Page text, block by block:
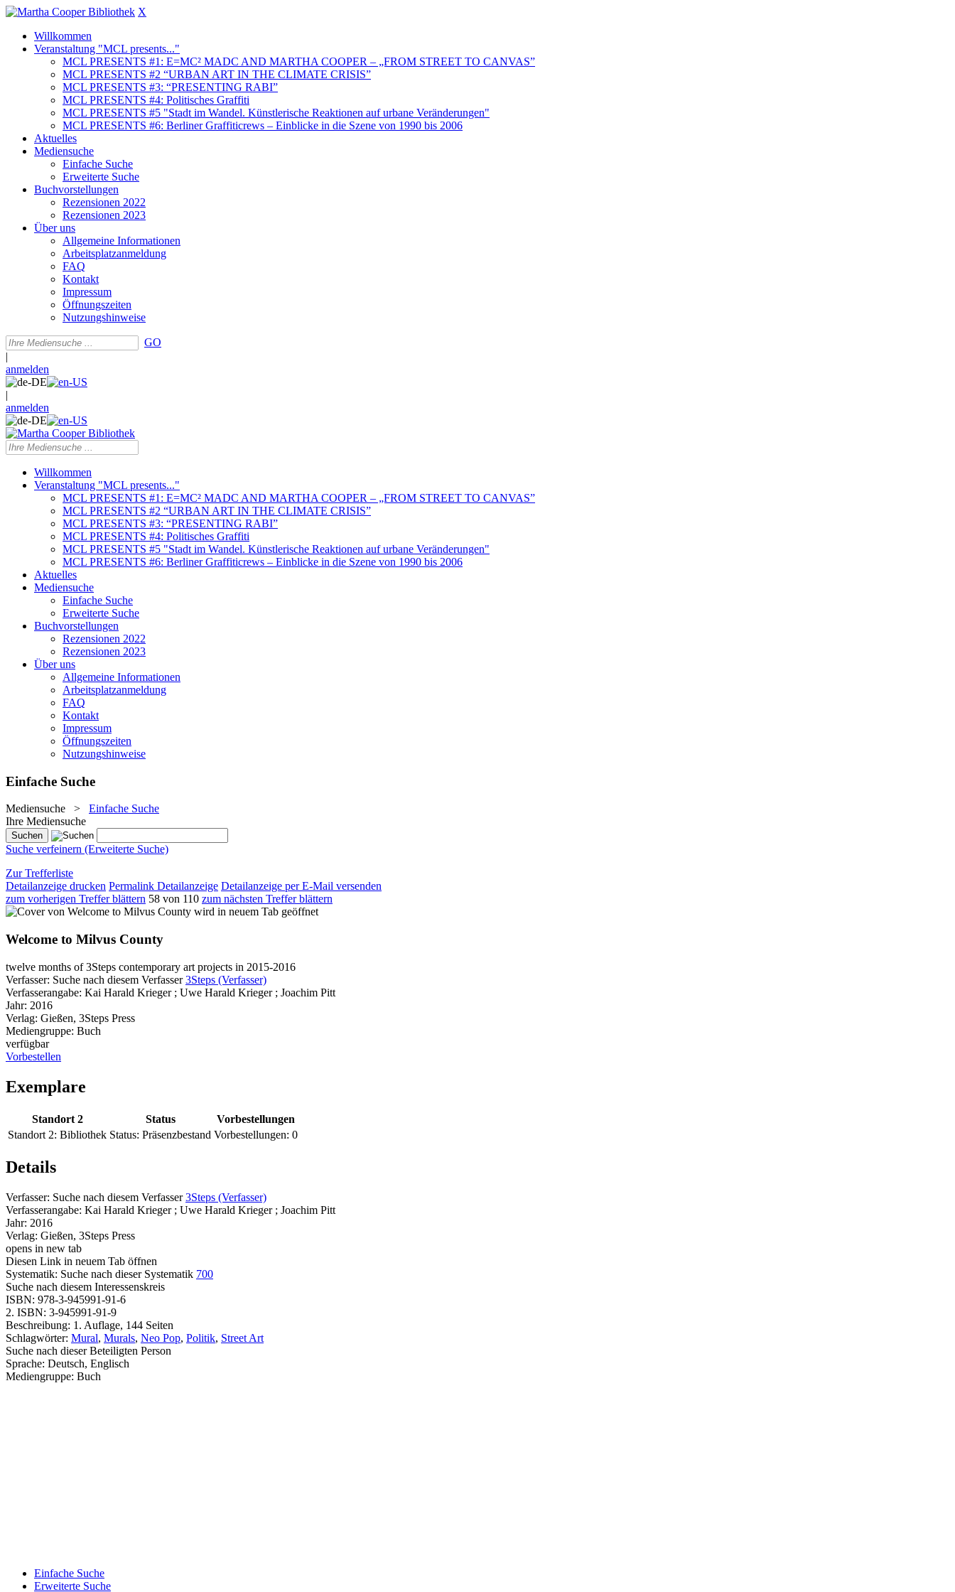
X
Willkommen
Veranstaltung "MCL presents..."
MCL PRESENTS #1: E=MC² MADC AND MARTHA COOPER – „FROM STREET TO CANVAS”
MCL PRESENTS #2 “URBAN ART IN THE CLIMATE CRISIS”
MCL PRESENTS #3: “PRESENTING RABI”
MCL PRESENTS #4: Politisches Graffiti
MCL PRESENTS #5 "Stadt im Wandel. Künstlerische Reaktionen auf urbane Veränderungen"
MCL PRESENTS #6: Berliner Graffiticrews – Einblicke in die Szene von 1990 bis 2006
Aktuelles
Mediensuche
Einfache Suche
Erweiterte Suche
Buchvorstellungen
Rezensionen 2022
Rezensionen 2023
Über uns
Allgemeine Informationen
Arbeitsplatzanmeldung
FAQ
Kontakt
Impressum
Öffnungszeiten
Nutzungshinweise
GO
|
anmelden
|
anmelden
Willkommen
Veranstaltung "MCL presents..."
MCL PRESENTS #1: E=MC² MADC AND MARTHA COOPER – „FROM STREET TO CANVAS”
MCL PRESENTS #2 “URBAN ART IN THE CLIMATE CRISIS”
MCL PRESENTS #3: “PRESENTING RABI”
MCL PRESENTS #4: Politisches Graffiti
MCL PRESENTS #5 "Stadt im Wandel. Künstlerische Reaktionen auf urbane Veränderungen"
MCL PRESENTS #6: Berliner Graffiticrews – Einblicke in die Szene von 1990 bis 2006
Aktuelles
Mediensuche
Einfache Suche
Erweiterte Suche
Buchvorstellungen
Rezensionen 2022
Rezensionen 2023
Über uns
Allgemeine Informationen
Arbeitsplatzanmeldung
FAQ
Kontakt
Impressum
Öffnungszeiten
Nutzungshinweise
Einfache Suche
Mediensuche > Einfache Suche
Ihre Mediensuche
Suche verfeinern (Erweiterte Suche)
Zur Trefferliste
Detailanzeige drucken Permalink Detailanzeige Detailanzeige per E-Mail versenden
zum vorherigen Treffer blättern 58 von 110 zum nächsten Treffer blättern
wird in neuem Tab geöffnet
Welcome to Milvus County
twelve months of 3Steps contemporary art projects in 2015-2016
Verfasser: Suche nach diesem Verfasser 3Steps (Verfasser)
Verfasserangabe: Kai Harald Krieger ; Uwe Harald Krieger ; Joachim Pitt
Jahr: 2016
Verlag: Gießen, 3Steps Press
Mediengruppe: Buch
verfügbar
Vorbestellen
Exemplare
Standort 2 Status
Vorbestellungen
Standort 2: Bibliothek Status: Präsenzbestand Vorbestellungen: 0
Details
Verfasser: Suche nach diesem Verfasser 3Steps (Verfasser)
Verfasserangabe: Kai Harald Krieger ; Uwe Harald Krieger ; Joachim Pitt
Jahr: 2016
Verlag: Gießen, 3Steps Press
opens in new tab
Diesen Link in neuem Tab öffnen
Systematik: Suche nach dieser Systematik 700
Suche nach diesem Interessenskreis
ISBN: 978-3-945991-91-6
2. ISBN: 3-945991-91-9
Beschreibung: 1. Auflage, 144 Seiten
Schlagwörter: Mural, Murals, Neo Pop, Politik, Street Art
Suche nach dieser Beteiligten Person
Sprache: Deutsch, Englisch
Mediengruppe: Buch
Einfache Suche
Erweiterte Suche